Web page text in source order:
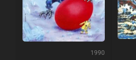
1990